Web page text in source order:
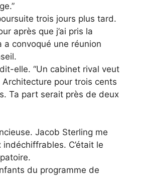
trois jours plus tard.
après que j’ai pris la
a convoqué une réunion
elle. “Un cabinet rival veut
pour trois cents
Ta part serait près de deux
Jacob Sterling me
C’était le
du programme de